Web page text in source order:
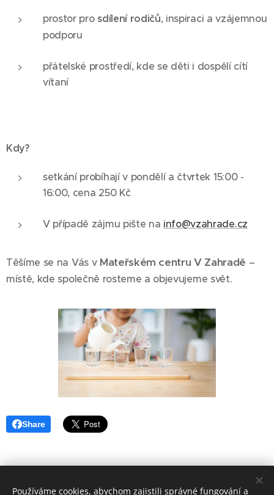
prostor prosdílení rodičů, inspiraci a vzájemnou
podporu
přátelské prostředí, kde se děti i dospělí cítí
vítaní
Kdy?
setkání probíhají v pondělí a čtvrtek 15:00 -
16:00, cena 250 Kč
V případě zájmu pište na info@vzahrade.cz
Těšíme se na Vás v Mateřském centru V Zahradě –
místě, kde společně rosteme a objevujeme svět. 🌿
Share
Používáme cookies, abychom zajistili správné fungování a